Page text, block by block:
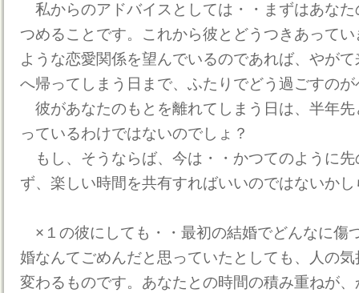
私からのアドバイスとしては・・まずはあな
つめることです。これから彼とどうつきあって
ような恋愛関係を望んでいるのであれば、やが
へ帰ってしまう日まで、ふたりでどう過ごすの
彼があなたのもとを離れてしまう日は、半年
っているわけではないのでしょ？
もし、そうならば、今は・・かつてのように
ず、楽しい時間を共有すればいいのではないか
×１の彼にしても・・最初の結婚でどんなに傷
婚なんてごめんだと思っていたとしても、人の
変わるものです。あなたとの時間の積み重ねが